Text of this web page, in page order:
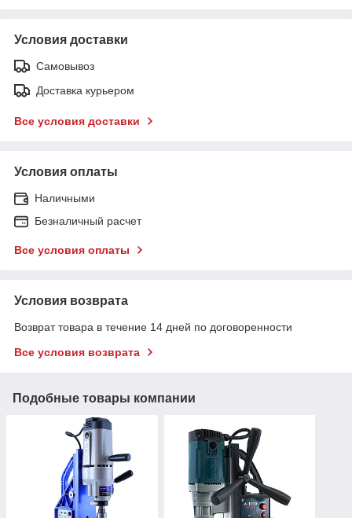
Условия доставки
Самовывоз
Доставка курьером
Все условия доставки
Условия оплаты
Наличными
Безналичный расчет
Все условия оплаты
Условия возврата
Возврат товара в течение 14 дней по договоренности
Все условия возврата
Подобные товары компании